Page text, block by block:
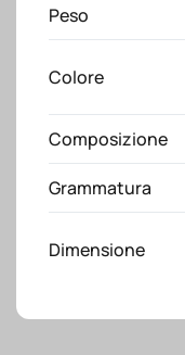
manici
lunghi
colorati
quantità
Peso
Colore
Composizione
Grammatura
Dimensione